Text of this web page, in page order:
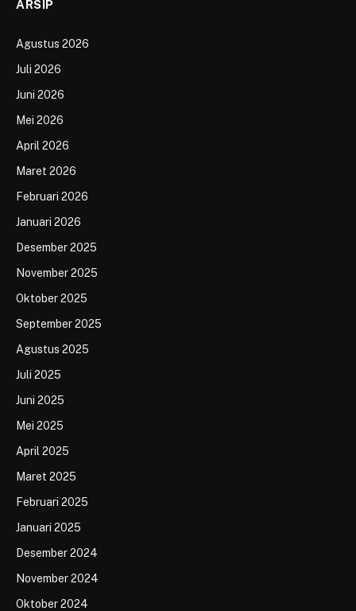
ARSIP
Agustus 2026
Juli 2026
Juni 2026
Mei 2026
April 2026
Maret 2026
Februari 2026
Januari 2026
Desember 2025
November 2025
Oktober 2025
September 2025
Agustus 2025
Juli 2025
Juni 2025
Mei 2025
April 2025
Maret 2025
Februari 2025
Januari 2025
Desember 2024
November 2024
Oktober 2024